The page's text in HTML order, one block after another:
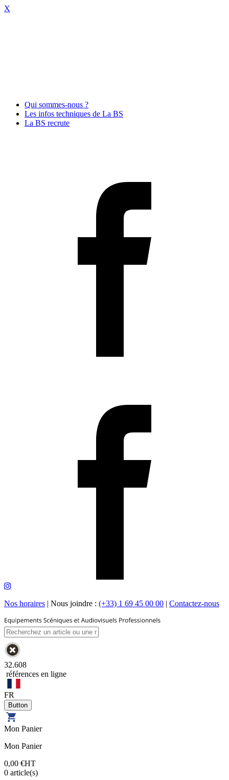
X
Qui sommes-nous ?
Les infos techniques de La BS
La BS recrute
Nos horaires | Nous joindre : (+33) 1 69 45 00 00 | Contactez-nous
32.608
références en ligne
FR
Mon Panier
Mon Panier
0,00 €HT
0 article(s)